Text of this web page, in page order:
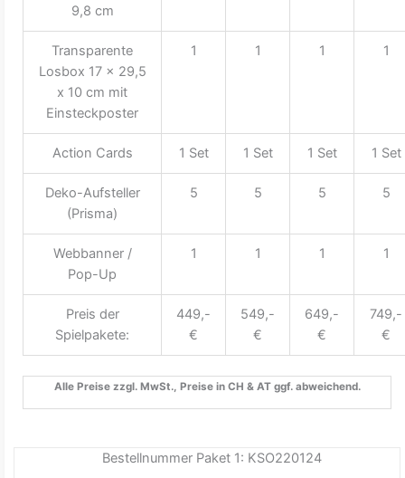
9,8 cm
Transparente
Losbox 17 x 29,5
x 10 cm mit
Einsteckposter
1 1 1 1
Action Cards 1 Set 1 Set 1 Set 1 Set
Deko-Aufsteller
(Prisma)
5 5 5 5
Webbanner /
Pop-Up
1 1 1 1
Preis der
Spielpakete:
449,-
€
549,-
€
649,-
€
749,-
€
Alle Preise zzgl. MwSt., Preise in CH & AT ggf. abweichend.
Bestellnummer Paket 1: KSO220124